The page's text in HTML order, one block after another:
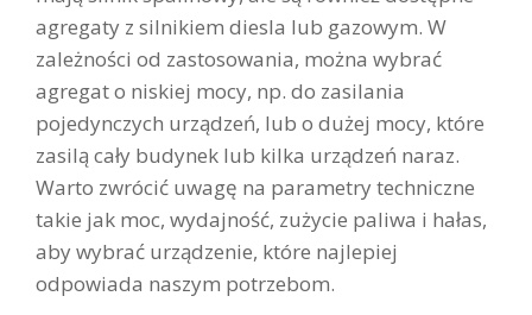
agregaty z silnikiem diesla lub gazowym. W
zależności od zastosowania, można wybrać
agregat o niskiej mocy, np. do zasilania
pojedynczych urządzeń, lub o dużej mocy, które
zasilą cały budynek lub kilka urządzeń naraz.
Warto zwrócić uwagę na parametry techniczne
takie jak moc, wydajność, zużycie paliwa i hałas,
aby wybrać urządzenie, które najlepiej
odpowiada naszym potrzebom.